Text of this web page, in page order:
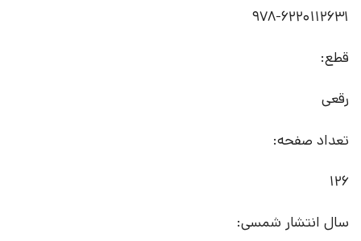
قطع:
رقعی
تعداد صفحه:
126
سال انتشار شمسی: